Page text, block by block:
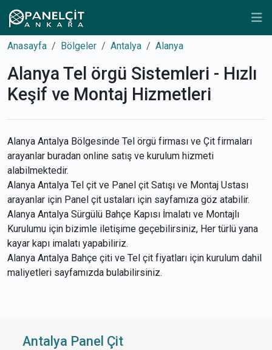
Anasayfa Bölgeler Antalya Alanya
Alanya Tel örgü Sistemleri - Hızlı
Keşif ve Montaj Hizmetleri
Alanya Antalya Bölgesinde Tel örgü firması ve Çit firmaları
arayanlar buradan online satış ve kurulum hizmeti
alabilmektedir.
Alanya Antalya Tel çit ve Panel çit Satışı ve Montaj Ustası
arayanlar için Panel çit ustaları için sayfamıza göz atabilir.
Alanya Antalya Sürgülü Bahçe Kapısı İmalatı ve Montajlı
Kurulumu için bizimle iletişime geçebilirsiniz, Her türlü yana
kayar kapı imalatı yapabiliriz.
Alanya Antalya Bahçe çiti ve Tel çit fiyatları için kurulum dahil
maliyetleri sayfamızda bulabilirsiniz.
Antalya Panel Çit